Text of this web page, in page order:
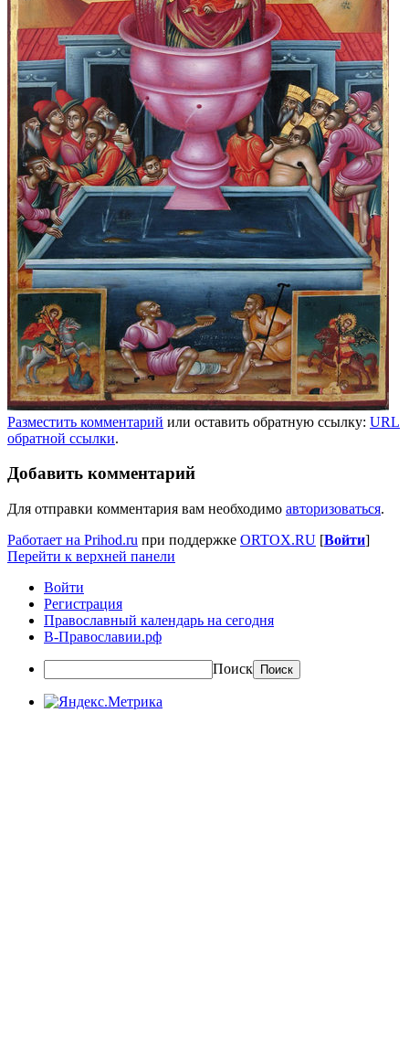
Разместить комментарий или оставить обратную ссылку: URL
обратной ссылки.
Добавить комментарий
Для отправки комментария вам необходимо авторизоваться.
Работает на Prihod.ru при поддержке ORTOX.RU [Войти]
Перейти к верхней панели
Войти
Регистрация
Православный календарь на сегодня
В-Православии.рф
Поиск